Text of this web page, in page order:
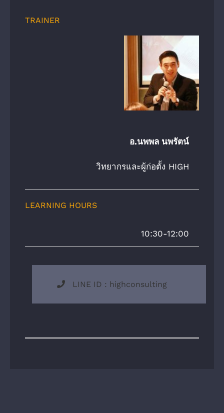
TRAINER
อ.นพพล นพรัตน์
วิทยากรและผู้ก่อตั้ง HIGH
LEARNING HOURS
10:30-12:00
LINE ID : highconsulting